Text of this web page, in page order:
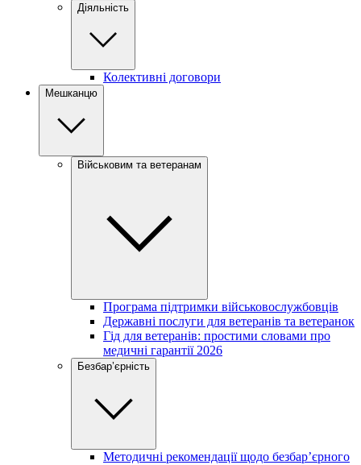
Діяльність
Колективні договори
Мешканцю
Військовим та ветеранам
Програма підтримки військовослужбовців
Державні послуги для ветеранів та ветеранок
Гід для ветеранів: простими словами про
медичні гарантії 2026
Безбар’єрність
Методичні рекомендації щодо безбар’єрного